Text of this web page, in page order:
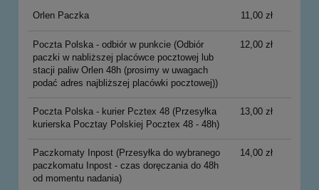
Orlen Paczka 11,00 zł
Poczta Polska - odbiór w punkcie(Odbiór
paczki w nabliższej placówce pocztowej lub
stacji paliw Orlen 48h (prosimy w uwagach
podać adres najbliższej placówki pocztowej))
12,00 zł
Poczta Polska - kurier Pcztex 48(Przesyłka
kurierska Pocztay Polskiej Pocztex 48 - 48h)
13,00 zł
Paczkomaty Inpost(Przesyłka do wybranego
paczkomatu Inpost - czas doręczania do 48h
od momentu nadania)
14,00 zł